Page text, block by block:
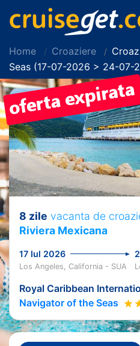
Home Croaziere
Seas (17-07-2026 > 24-07-
8 zile vacanta de
Riviera Mexicana
17 Iul 2026
Los Angeles, California - SUA
Royal Caribbean
Navigator of the Seas